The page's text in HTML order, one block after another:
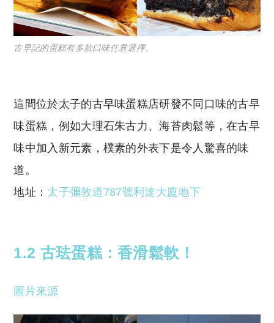
古早記的蛋糕有多款口味任君選擇。
這間位於太子的古早味蛋糕店研發不同口味的古早
味蛋糕，例如大理石朱古力、海苔肉鬆等，在古早
味中加入新元素，樸素的外表下是令人驚喜的味
道。
地址： 太子彌敦道787號利達大廈地下
1.2 古珐蛋糕：香滑鬆軟！
圖片來源